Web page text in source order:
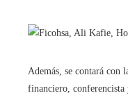
Además, se contará con
financiero,